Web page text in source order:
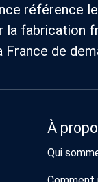
référence
la fabrication
France de
À
Qui